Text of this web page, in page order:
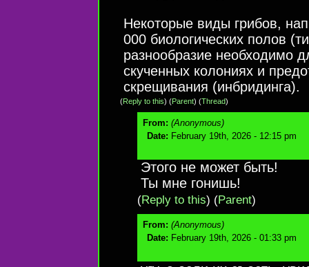
Некоторые виды грибов,
000 биологических полов
разнообразие необходимо
скученных колониях и
скрещивания (инбридинга).
(Reply to this) (Parent) (Thread)
From: (Anonymous)
Date: February 19th, 2026 - 12:15 pm
Этого не может быть!
Ты мне гонишь!
(Reply to this) (Parent)
From: (Anonymous)
Date: February 19th, 2026 - 01:33 pm